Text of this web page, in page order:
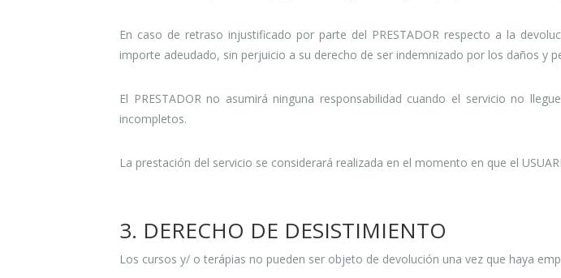
En caso de retraso injustificado por parte del PRESTADOR respecto a la
importe adeudado, sin perjuicio a su derecho de ser indemnizado por los daños y
El PRESTADOR no asumirá ninguna responsabilidad cuando el servicio no
incompletos.
La prestación del servicio se considerará realizada en el momento en que el
3. DERECHO DE DESISTIMIENTO
Los cursos y/ o terápias no pueden ser objeto de devolución una vez que haya